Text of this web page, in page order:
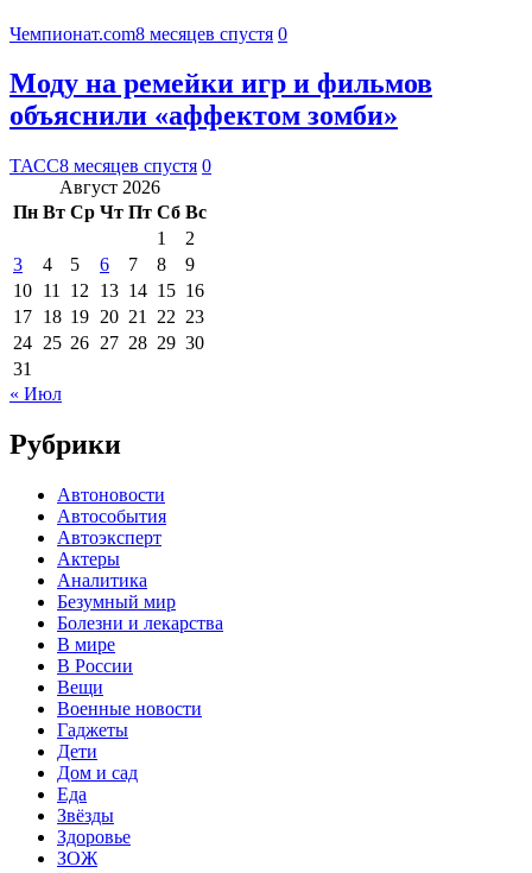
Чемпионат.com8 месяцев спустя 0
Моду на ремейки игр и фильмов
объяснили «аффектом зомби»
ТАСС8 месяцев спустя 0
Август 2026
Пн Вт Ср Чт Пт Сб Вс
1
2
3
4 5 6 7 8
9
10 11 12 13 14 15 16
17 18 19 20 21 22 23
24 25 26 27 28 29 30
31
« Июл
Рубрики
Автоновости
Автособытия
Автоэксперт
Актеры
Аналитика
Безумный мир
Болезни и лекарства
В мире
В России
Вещи
Военные новости
Гаджеты
Дети
Дом и сад
Еда
Звёзды
Здоровье
ЗОЖ